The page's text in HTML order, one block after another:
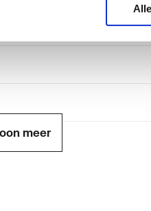
Nee
Nee
144
meer